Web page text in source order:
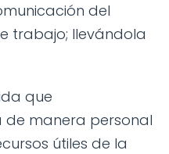
del
trabajo; llevándola
que
de manera personal
útiles de la